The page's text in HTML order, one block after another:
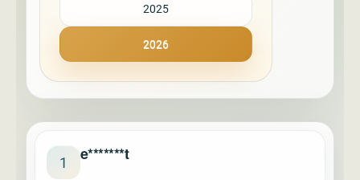
2025
2026
1 e*******t